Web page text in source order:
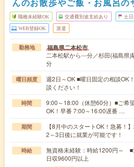
んのお散歩やご飯・お風呂の
職種未経験OK 交通費別途支給あり 土
WEB登録OK 派遣
勤務地 福島県二本松市
二本松駅から---分／杉田(福島県
分
曜日頻度
週2日～OK ■曜日固定の相談OK
談ください！
時間
9:00～18:00（休憩60分）■ご希
OK！早番 7:00～16:00遅番 …
期間
【8月中のスタートOK！急募
2～3日後に就業が可能です！
時給
無資格未経験：時給1200円～
日収9600円以上